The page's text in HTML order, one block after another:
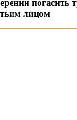
погасить
лицом